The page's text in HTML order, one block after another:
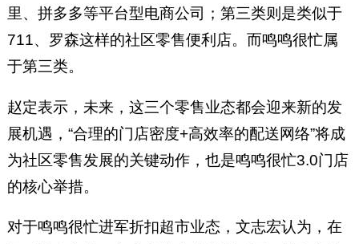
里、拼多多等平台型电商公司；第三类则是类似于
711、罗森这样的社区零售便利店。而鸣鸣很忙属
于第三类。
赵定表示，未来，这三个零售业态都会迎来新的发
展机遇，“合理的门店密度+高效率的配送网络”将成
为社区零售发展的关键动作，也是鸣鸣很忙3.0门店
的核心举措。
对于鸣鸣很忙进军折扣超市业态，文志宏认为，在